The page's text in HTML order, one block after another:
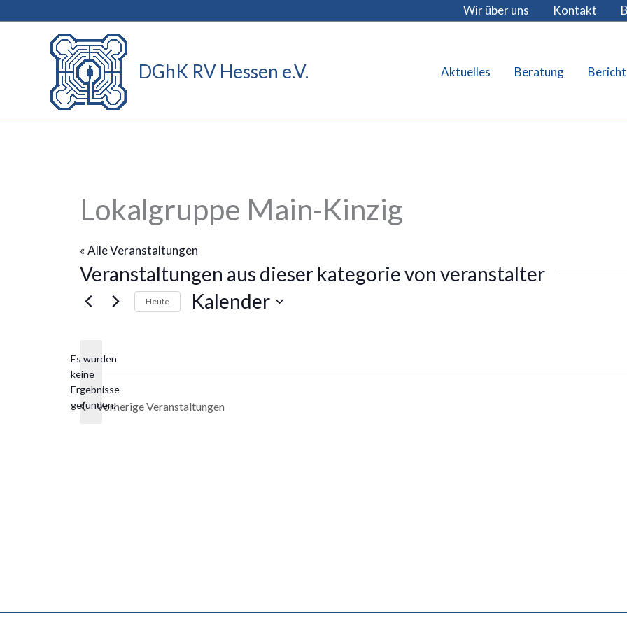
Wir über uns Kontakt
DGhK RV Hessen e.V. Aktuelles Beratung
Lokalgruppe Main-Kinzig
« Alle Veranstaltungen
Veranstaltungen aus dieser kategorie von veranstalter
Hinweis
Es wurden
keine
Ergebnisse
gefunden.
Heute Kalender
VorherigeVeranstaltungen